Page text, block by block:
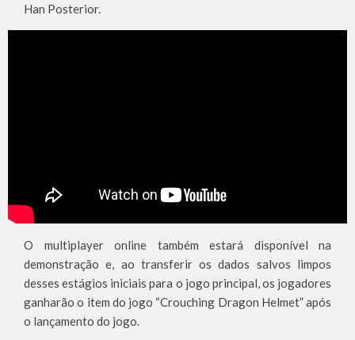
Han Posterior.
O multiplayer online também estará disponível na
demonstração e, ao transferir os dados salvos limpos
desses estágios iniciais para o jogo principal, os jogadores
ganharão o item do jogo “Crouching Dragon Helmet” após
o lançamento do jogo.